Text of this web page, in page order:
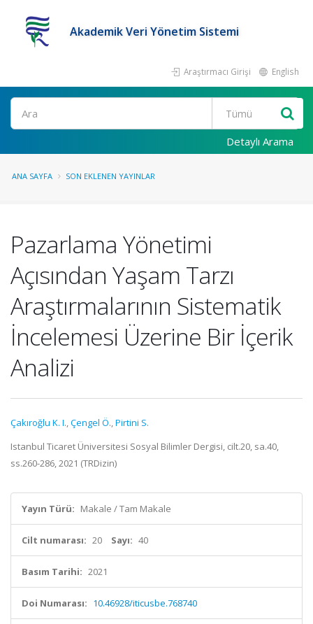
Akademik Veri Yönetim Sistemi
Araştırmacı Girişi English
Ara
Detaylı Arama
ANA SAYFA SON EKLENEN YAYINLAR
Pazarlama Yönetimi
Açısından Yaşam Tarzı
Araştırmalarının Sistematik
İncelemesi Üzerine Bir İçerik
Analizi
Çakıroğlu K. I.,Çengel Ö.,Pirtini S.
Istanbul Ticaret Üniversitesi Sosyal Bilimler Dergisi, cilt.20, sa.40,
ss.260-286, 2021 (TRDizin)
Yayın Türü: Makale / Tam Makale
Cilt numarası: 20 Sayı: 40
Basım Tarihi: 2021
Doi Numarası: 10.46928/iticusbe.768740